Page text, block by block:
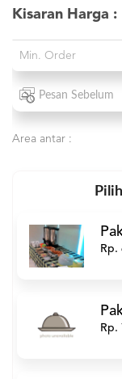
TERMS
CONDITIONS
CENTER
021
5091
Kisaran Harga :
Min. Order
Pesan Sebelum
Area antar :
Rp.
Rp.